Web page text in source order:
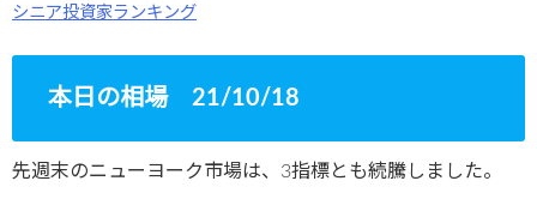
シニア投資家ランキング
本日の相場 21/10/18
先週末のニューヨーク市場は、3指標とも続騰しました。